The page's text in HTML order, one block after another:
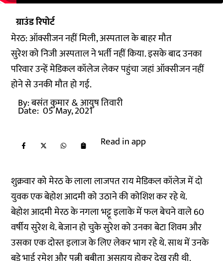
ग्राउंड रिपोर्ट
मेरठ: ऑक्सीजन नहीं मिली, अस्पताल के बाहर मौत
सुरेश को निजी अस्पताल ने भर्ती नहीं किया. इसके बाद उनका
परिवार उन्हें मेडिकल कॉलेज लेकर पहुंचा जहां ऑक्सीजन नहीं
होने से उनकी मौत हो गई.
By:बसंत कुमार& आयुष तिवारी
Date: 05 May, 2021
Read in app
शुक्रवार को मेरठ के लाला लाजपत राय मेडिकल कॉलेज में दो
युवक एक बेहोश आदमी को उठाने की कोशिश कर रहे थे.
बेहोश आदमी मेरठ के नगला भट्टू इलाके में फल बेचने वाले 60
वर्षीय सुरेश थे. बेजान हो चुके सुरेश को उनका बेटा शिवम और
उसका एक दोस्त इलाज के लिए लेकर भाग रहे थे. साथ में उनके